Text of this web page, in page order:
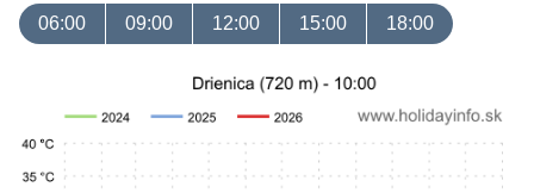
06:00 09:00 12:00 15:00 18:00